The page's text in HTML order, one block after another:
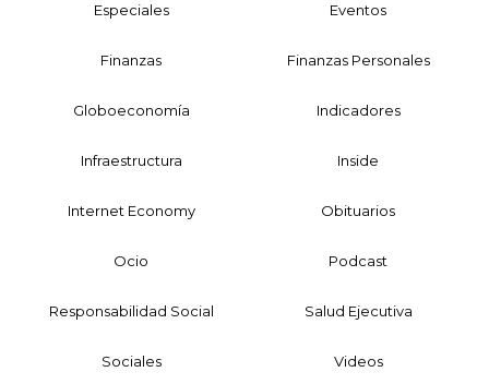
Especiales Eventos
Finanzas Finanzas Personales
Globoeconomía Indicadores
Infraestructura Inside
Internet Economy Obituarios
Ocio Podcast
Responsabilidad Social Salud Ejecutiva
Sociales Videos